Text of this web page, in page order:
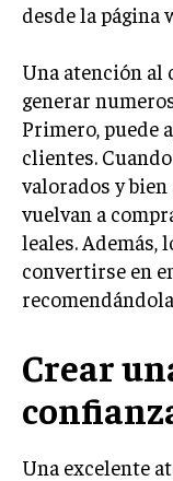
GESTIÓN
GESTIÓN
ANÁLISIS
GESTIÓN
LIDERAZGO
desde la página
Una atención al
generar
Primero, puede
clientes.
valorados y bien
vuelvan a
leales. Además,
convertirse en
Crear
Una excelente